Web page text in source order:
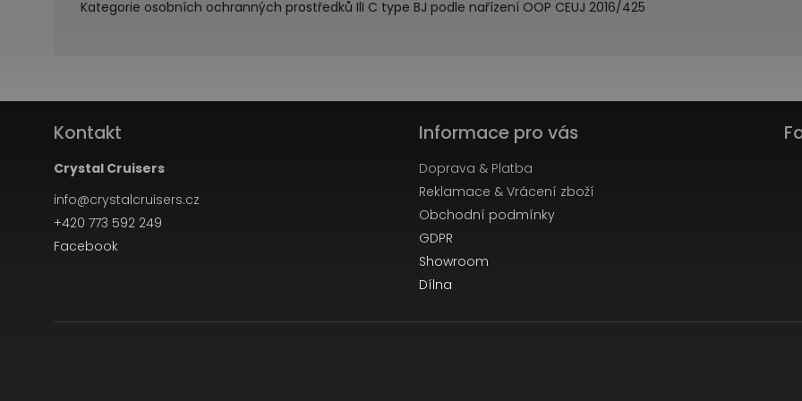
Kategorie osobních ochranných prostředků IlI C type BJ podle nařízení OOP CEUJ 2016/425
Kontakt
Crystal Cruisers
info@crystalcruisers.cz
+420 773 592 249
Facebook
Informace pro vás
Doprava & Platba
Reklamace & Vrácení zboží
Obchodní podmínky
GDPR
Showroom
Dílna